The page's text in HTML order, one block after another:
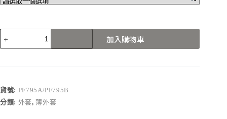
PF795A/PF795B
數
加入購物車
貨號: PF795A/PF795B
分類: 外套, 薄外套